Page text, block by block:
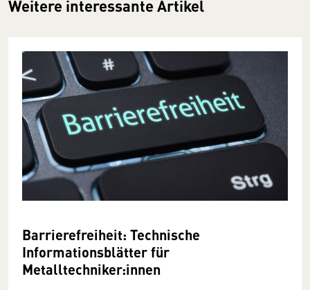
Weitere interessante Artikel
Barrierefreiheit: Technische
Informationsblätter für
Metalltechniker:innen